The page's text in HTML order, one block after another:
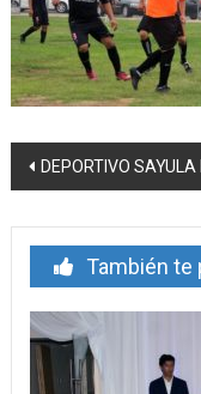
Navegación
entrada
DEPORTIVO
También te